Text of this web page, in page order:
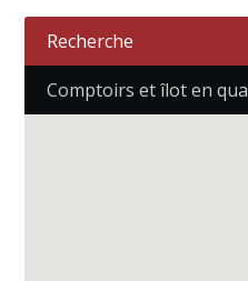
Recherche
Comptoirs et îlot en